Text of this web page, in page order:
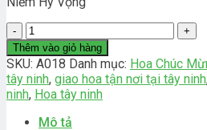
Mặt
Trời
Bé
Con
số
lượng
Thêm vào giỏ hàng
SKU: A018 Danh mục: Hoa Chúc
tây ninh, giao hoa tận nơi tại tây ninh
ninh, Hoa tây ninh
Mô tả